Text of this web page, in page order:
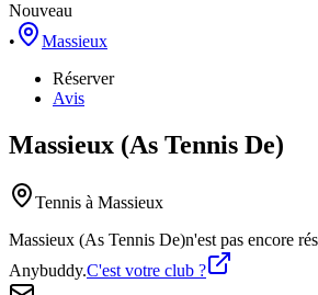
Nouveau
•
Massieux
Réserver
Avis
Massieux (As Tennis De)
Tennis à Massieux
Massieux (As Tennis De)n'est pas encore
Anybuddy.C'est votre club ?